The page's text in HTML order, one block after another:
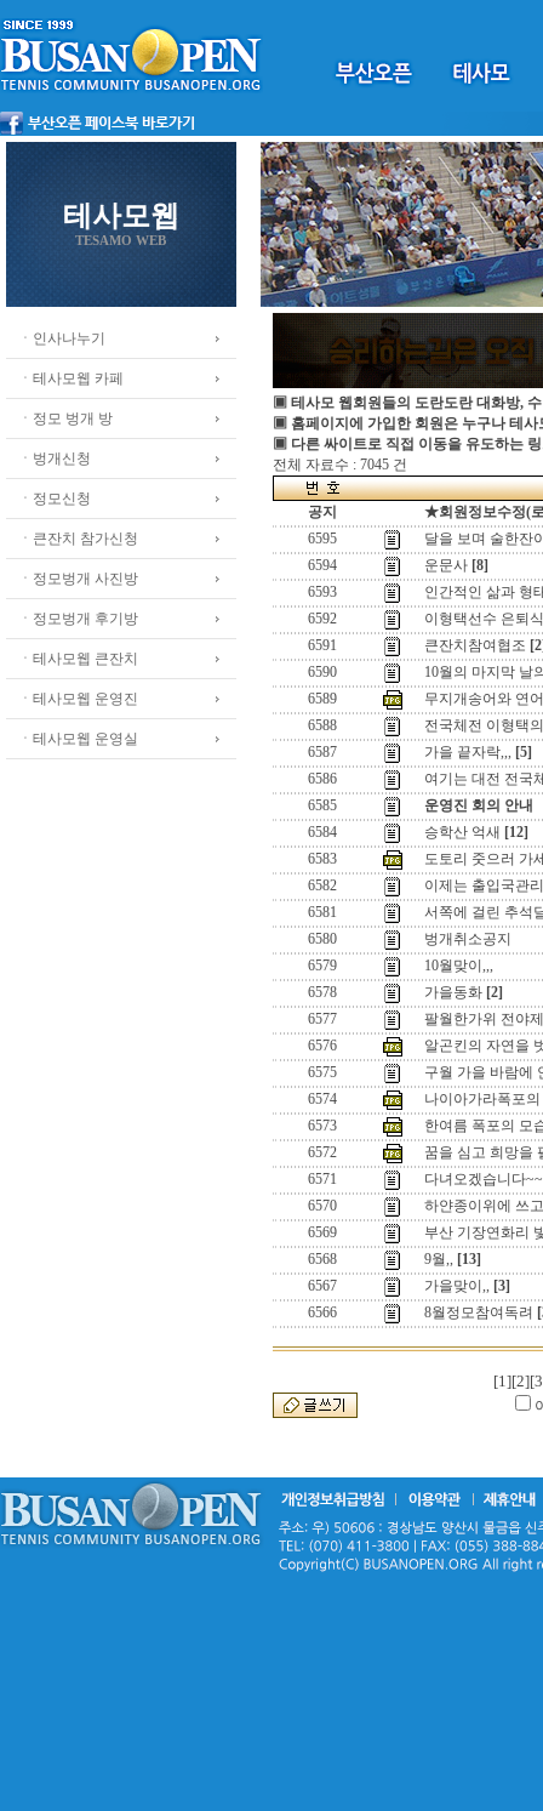
테사모웹
TESAMO WEB
ㆍ인사나누기
ㆍ테사모웹 카페
ㆍ정모 벙개 방
ㆍ벙개신청
ㆍ정모신청
ㆍ큰잔치 참가신청
ㆍ정모벙개 사진방
ㆍ정모벙개 후기방
ㆍ테사모웹 큰잔치
ㆍ테사모웹 운영진
ㆍ테사모웹 운영실
▣ 테사모 웹회원들의 도란도란 대화방,
▣ 홈페이지에 가입한 회원은 누구나 테사
▣ 다른 싸이트로 직접 이동을 유도하는
전체 자료수 : 7045 건
공지
★회원정보수정(
6595
달을 보며 술한잔
6594
운문사 [8]
6593
인간적인 삶과 형
6592
이형택선수 은퇴
6591
큰잔치참여협조
6590
10월의 마지막 날
6589
무지개송어와 연어
6588
전국체전 이형택
6587
가을 끝자락,,, [5]
6586
여기는 대전 전국
6585
운영진 회의 안내
6584
승학산 억새 [12]
6583
도토리 줏으러 가
6582
이제는 출입국관
6581
서쪽에 걸린 추석
6580
벙개취소공지
6579
10월맞이,,,
6578
가을동화 [2]
6577
팔월한가위 전야
6576
알곤킨의 자연을
6575
구월 가을 바람에
6574
나이아가라폭포
6573
한여름 폭포의 모
6572
꿈을 심고 희망을
6571
다녀오겠습니다~~
6570
하얀종이위에 쓰
6569
부산 기장연화리
6568
9월,, [13]
6567
가을맞이,, [3]
6566
8월정모참여독려
[1][2]